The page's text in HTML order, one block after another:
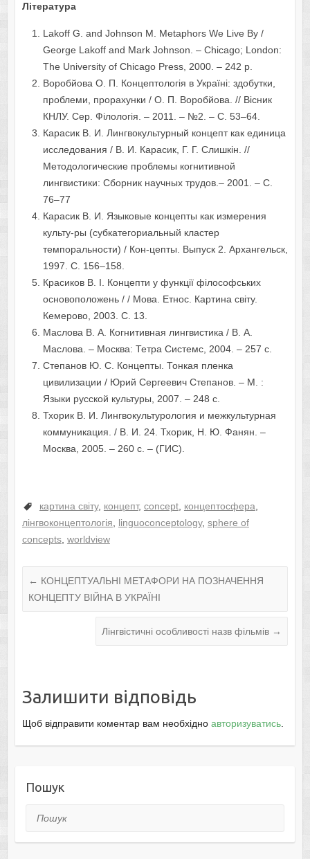
Література
Lakoff G. and Johnson M. Metaphors We Live By /
George Lakoff and Mark Johnson. – Chicago; London:
The University of Chicago Press, 2000. – 242 p.
Воробйова О. П. Концептологія в Україні: здобутки,
проблеми, прорахунки / О. П. Воробйова. // Вісник
КНЛУ. Сер. Філологія. – 2011. – №2. – С. 53–64.
Карасик В. И. Лингвокультурный концепт как единица
исследования / В. И. Карасик, Г. Г. Слишкін. //
Методологические проблемы когнитивной
лингвистики: Сборник научных трудов.– 2001. – С.
76–77
Карасик В. И. Языковые концепты как измерения
культу-ры (субкатегориальный кластер
темпоральности) / Кон-цепты. Выпуск 2. Архангельск,
1997. С. 156–158.
Красиков В. І. Концепти у функції філософських
основоположень / / Мова. Етнос. Картина світу.
Кемерово, 2003. С. 13.
Маслова В. А. Когнитивная лингвистика / В. А.
Маслова. – Москва: Тетра Системс, 2004. – 257 с.
Степанов Ю. С. Концепты. Тонкая пленка
цивилизации / Юрий Сергеевич Степанов. – М. :
Языки русской культуры, 2007. – 248 с.
Тхорик В. И. Лингвокультурология и межкультурная
коммуникация. / В. И. 24. Тхорик, Н. Ю. Фанян. –
Москва, 2005. – 260 с. – (ГИС).
картина світу, концепт, concept, концептосфера,
лінгвоконцептологія, linguoconceptology, sphere of
concepts, worldview
← КОНЦЕПТУАЛЬНІ МЕТАФОРИ НА ПОЗНАЧЕННЯ
КОНЦЕПТУ ВІЙНА В УКРАЇНІ
Лінгвістичні особливості назв фільмів →
Залишити відповідь
Щоб відправити коментар вам необхідно авторизуватись.
Пошук
Пошук